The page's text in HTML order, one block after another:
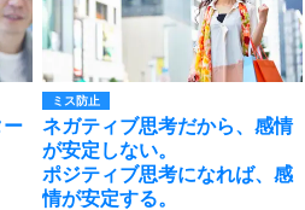
ー
ミス防止
ネガティブ思考だから、感情
が安定しない。
ポジティブ思考になれば、感
情が安定する。